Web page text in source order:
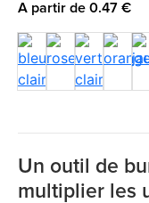
A partir de 0.47 €
Un outil de
multiplier les